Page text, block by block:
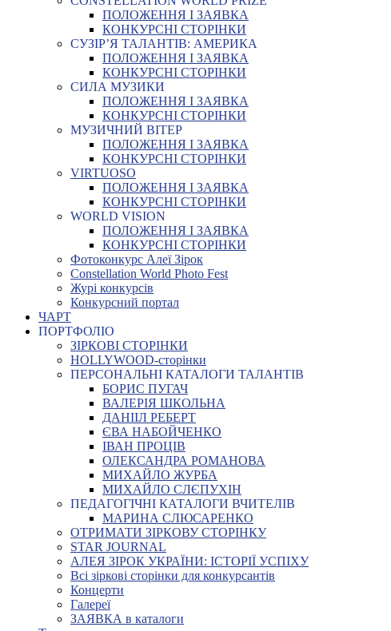
ПОЛОЖЕННЯ І ЗАЯВКА
КОНКУРСНІ СТОРІНКИ
СУЗІР’Я ТАЛАНТІВ: АМЕРИКА
ПОЛОЖЕННЯ І ЗАЯВКА
КОНКУРСНІ СТОРІНКИ
СИЛА МУЗИКИ
ПОЛОЖЕННЯ І ЗАЯВКА
КОНКУРСНІ СТОРІНКИ
МУЗИЧНИЙ ВІТЕР
ПОЛОЖЕННЯ І ЗАЯВКА
КОНКУРСНІ СТОРІНКИ
VIRTUOSO
ПОЛОЖЕННЯ І ЗАЯВКА
КОНКУРСНІ СТОРІНКИ
WORLD VISION
ПОЛОЖЕННЯ І ЗАЯВКА
КОНКУРСНІ СТОРІНКИ
Фотоконкурс Алеї Зірок
Constellation World Photo Fest
Журі конкурсів
Конкурсний портал
ЧАРТ
ПОРТФОЛІО
ЗІРКОВІ СТОРІНКИ
HOLLYWOOD-сторінки
ПЕРСОНАЛЬНІ КАТАЛОГИ ТАЛАНТІВ
БОРИС ПУГАЧ
ВАЛЕРІЯ ШКОЛЬНА
ДАНІІЛ РЕБЕРТ
ЄВА НАБОЙЧЕНКО
ІВАН ПРОЦІВ
ОЛЕКСАНДРА РОМАНОВА
МИХАЙЛО ЖУРБА
МИХАЙЛО СЛЄПУХІН
ПЕДАГОГІЧНІ КАТАЛОГИ ВЧИТЕЛІВ
МАРИНА СЛЮСАРЕНКО
ОТРИМАТИ ЗІРКОВУ СТОРІНКУ
STAR JOURNAL
АЛЕЯ ЗІРОК УКРАЇНИ: ІСТОРІЇ УСПІХУ
Всі зіркові сторінки для конкурсантів
Концерти
Галереї
ЗАЯВКА в каталоги